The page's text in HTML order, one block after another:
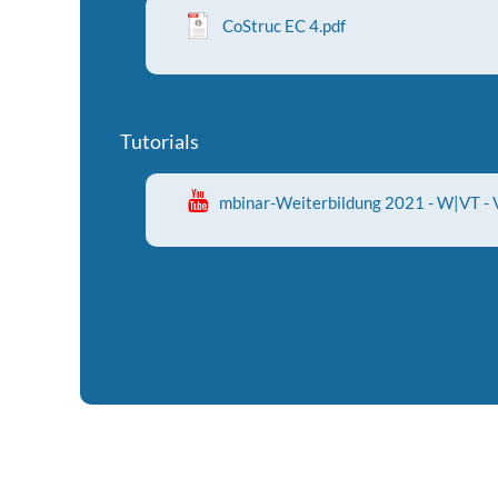
CoStruc EC 4.pdf
Tutorials
mbinar-Weiterbildung 2021 - W|VT -